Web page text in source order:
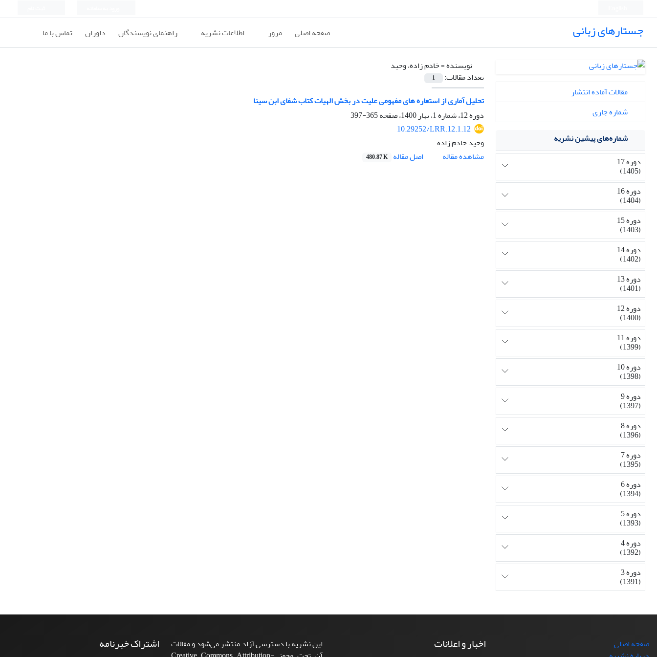
جستارهای زبانی صفحه اصلی مرور اطلاعات نشریه راهنمای نویسندگان داوران تماس با ما
نویسنده =خادم زاده، وحید
تعداد مقالات:
1
تحلیل آماری از استعاره های مفهومی علیت در بخش الهیات کتاب شفای ابن سینا
دوره 12، شماره 1، بهار 1400، صفحه
365-397
10.29252/LRR.12.1.12
وحید خادم زاده
مشاهده مقاله
اصل مقاله 480.87 K
مقالات آماده انتشار
شماره جاری
شماره‌های پیشین نشریه
دوره 17
(1405)
دوره 16
(1404)
دوره 15
(1403)
دوره 14
(1402)
دوره 13
(1401)
دوره 12
(1400)
دوره 11
(1399)
دوره 10
(1398)
دوره 9
(1397)
دوره 8
(1396)
دوره 7
(1395)
دوره 6
(1394)
دوره 5
(1393)
دوره 4
(1392)
دوره 3
(1391)
صفحه اصلی
اخبار و اعلانات
این نشریه با دسترسی آزاد منتشر می‌شود و مقالات
اشتراک خبرنامه